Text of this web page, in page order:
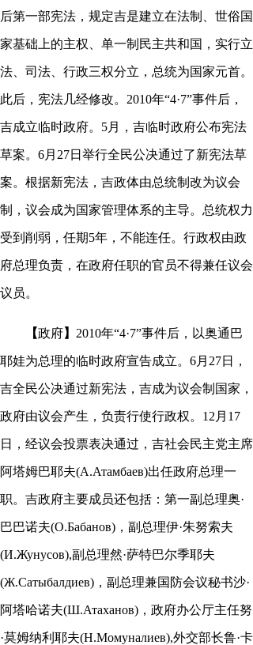
后第一部宪法，规定吉是建立在法制、世俗国
家基础上的主权、单一制民主共和国，实行立
法、司法、行政三权分立，总统为国家元首。
此后，宪法几经修改。2010年“4·7”事件后，
吉成立临时政府。5月，吉临时政府公布宪法
草案。6月27日举行全民公决通过了新宪法草
案。根据新宪法，吉政体由总统制改为议会
制，议会成为国家管理体系的主导。总统权力
受到削弱，任期5年，不能连任。行政权由政
府总理负责，在政府任职的官员不得兼任议会
议员。
【政府】 2010年“4·7”事件后，以奥通巴
耶娃为总理的临时政府宣告成立。6月27日，
吉全民公决通过新宪法，吉成为议会制国家，
政府由议会产生，负责行使行政权。12月17
日，经议会投票表决通过，吉社会民主党主席
阿塔姆巴耶夫(А.Атамбаев)出任政府总理一
职。吉政府主要成员还包括：第一副总理奥·
巴巴诺夫(О.Бабанов)，副总理伊·朱努索夫
(И.Жунусов),副总理然·萨特巴尔季耶夫
(Ж.Сатыбалдиев)，副总理兼国防会议秘书沙·
阿塔哈诺夫(Ш.Атаханов)，政府办公厅主任努
·莫姆纳利耶夫(Н.Момуналиев),外交部长鲁·卡